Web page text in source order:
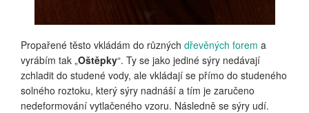
Propařené těsto vkládám do různých dřevěných forem a
vyrábím tak „Oštěpky“. Ty se jako jediné sýry nedávají
zchladit do studené vody, ale vkládají se přímo do studeného
solného roztoku, který sýry nadnáší a tím je zaručeno
nedeformování vytlačeného vzoru. Následně se sýry udí.